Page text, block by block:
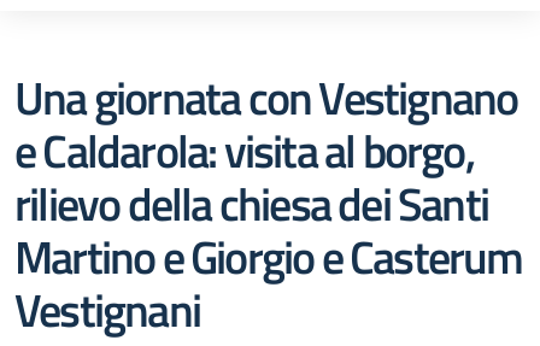
Una giornata con Vestignano
e Caldarola: visita al borgo,
rilievo della chiesa dei Santi
Martino e Giorgio e Casterum
Vestignani